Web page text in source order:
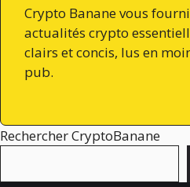
Crypto Banane vous
actualités crypto
clairs et concis, lus en
pub.
Rechercher CryptoBanane